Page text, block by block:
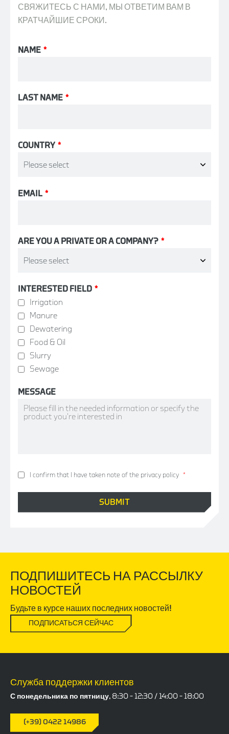
СВЯЖИТЕСЬ С НАМИ, МЫ ОТВЕТИМ ВАМ В
КРАТЧАЙШИЕ СРОКИ.
NAME *
LAST NAME *
COUNTRY *
EMAIL *
ARE YOU A PRIVATE OR A COMPANY? *
INTERESTED FIELD *
Irrigation
Manure
Dewatering
Food & Oil
Slurry
Sewage
MESSAGE
I confirm that I have taken note of the privacy policy *
ПОДПИШИТЕСЬ НА РАССЫЛКУ
НОВОСТЕЙ
Будьте в курсе наших последних новостей!
ПОДПИСАТЬСЯ СЕЙЧАС
Служба поддержки клиентов
С понедельника по пятницу, 8:30 – 12:30 / 14:00 – 18:00
(+39) 0422 14986